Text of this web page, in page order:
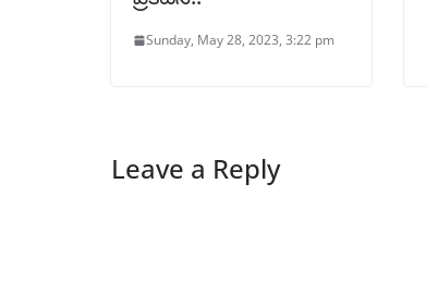
Sunday, May 28, 2023, 3:22 pm
Leave a Reply